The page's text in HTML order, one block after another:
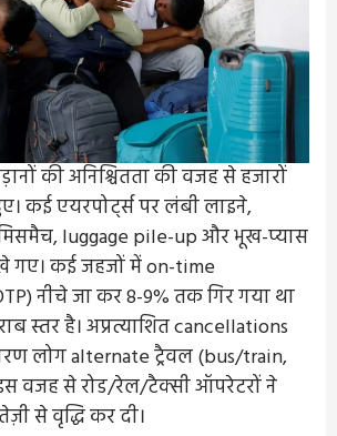
की अनिश्चितता की वजह से हजारों
कई एयरपोर्ट्स पर लंबी लाइने,
luggage pile-up और भूख-प्यास
गए। कई जहजों में on-time
नीचे जा कर 8-9% तक गिर गया था
स्तर है। अप्रत्याशित cancellations
लोग alternate ट्रैवल (bus/train,
वजह से रोड/रेल/टैक्सी ऑपरेटरों ने
से वृद्धि कर दी।